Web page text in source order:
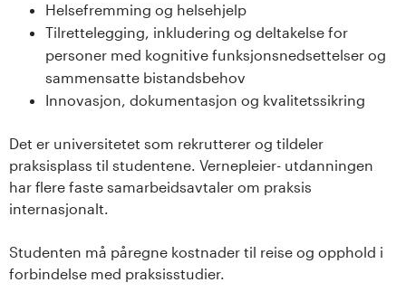
Helsefremming og helsehjelp
Tilrettelegging, inkludering og deltakelse for
personer med kognitive funksjonsnedsettelser og
sammensatte bistandsbehov
Innovasjon, dokumentasjon og kvalitetssikring
Det er universitetet som rekrutterer og tildeler
praksisplass til studentene. Vernepleier- utdanningen
har flere faste samarbeidsavtaler om praksis
internasjonalt.
Studenten må påregne kostnader til reise og opphold i
forbindelse med praksisstudier.